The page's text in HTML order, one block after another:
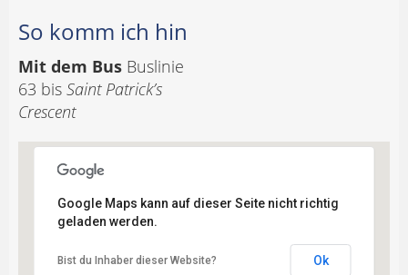
So komm ich hin
Mit dem Bus Buslinie
63 bis Saint Patrick’s
Crescent
Google Maps kann auf dieser Seite nicht richtig
geladen werden.
Bist du Inhaber dieser Website? Ok